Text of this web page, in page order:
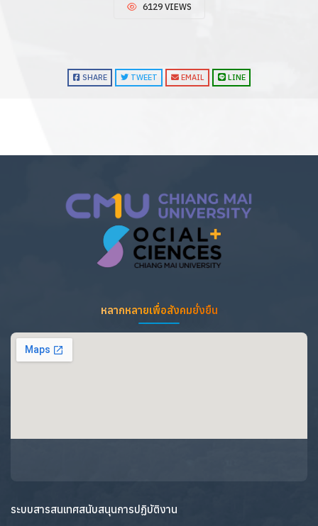
6129 VIEWS
SHARE TWEET EMAIL LINE
หลากหลายเพื่อสังคมยั่งยืน
ระบบสารสนเทศสนับสนุนการปฏิบัติงาน